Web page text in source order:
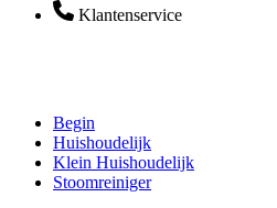
Klantenservice
Begin
Huishoudelijk
Klein Huishoudelijk
Stoomreiniger